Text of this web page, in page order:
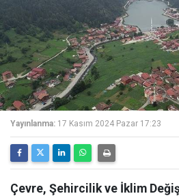
Yayınlanma: 17 Kasım 2024 Pazar 17:23
Çevre, Şehircilik ve İklim